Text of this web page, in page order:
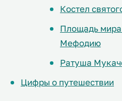
Костел
Площадь
Мефодию
Ратуша
Цифры о путешествии